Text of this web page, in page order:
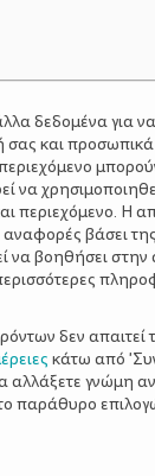
δεδομένα για
και
περιεχόμενο. Η
βάσει
βοηθήσει στην
δεν απαιτεί
κάτω από
γνώμη
το παράθυρο